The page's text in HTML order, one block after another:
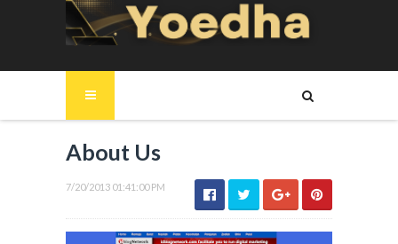
About Us
7/20/2013 01:41:00 PM